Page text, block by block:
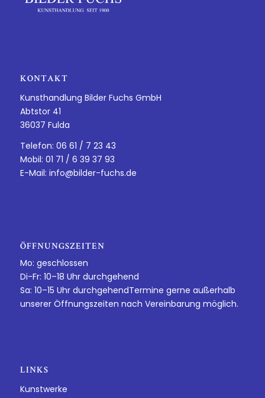
KONTAKT
Kunsthandlung Bilder Fuchs GmbH
Abtstor 41
36037 Fulda
Telefon: 06 61 / 7 23 43
Mobil: 01 71 / 6 39 37 93
E-Mail: info@bilder-fuchs.de
ÖFFNUNGSZEITEN
Mo: geschlossen
Di-Fr: 10–18 Uhr durchgehend
Sa: 10–15 Uhr durchgehendTermine gerne außerhalb
unserer Öffnungszeiten nach Vereinbarung möglich.
LINKS
Kunstwerke